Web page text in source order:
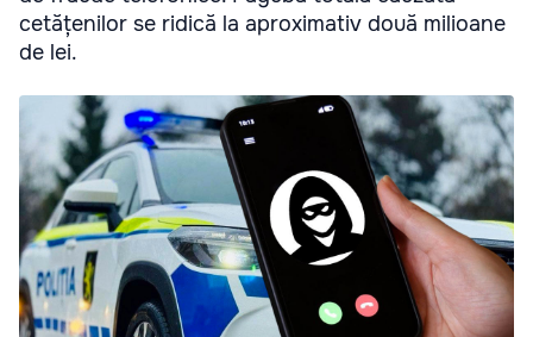
cetățenilor se ridică la aproximativ două milioane
de lei.